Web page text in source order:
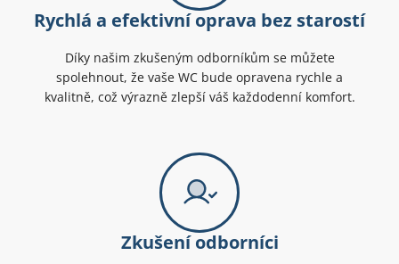
Rychlá a efektivní oprava bez starostí
Díky našim zkušeným odborníkům se můžete
spolehnout, že vaše WC bude opravena rychle a
kvalitně, což výrazně zlepší váš každodenní komfort.
Zkušení odborníci